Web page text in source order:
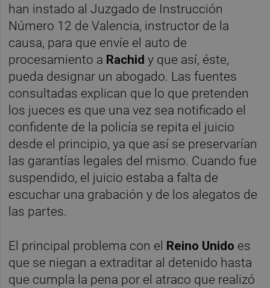
han instado al Juzgado de Instrucción
Número 12 de Valencia, instructor de la
causa, para que envíe el auto de
procesamiento a Rachidy que así, éste,
pueda designar un abogado. Las fuentes
consultadas explican que lo que pretenden
los jueces es que una vez sea notificado el
confidente de la policía se repita el juicio
desde el principio, ya que así se preservarían
las garantías legales del mismo. Cuando fue
suspendido, el juicio estaba a falta de
escuchar una grabación y de los alegatos de
las partes.
El principal problema con el Reino Unido es
que se niegan a extraditar al detenido hasta
que cumpla la pena por el atraco que realizó